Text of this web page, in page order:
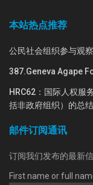
本站热点推荐
公民社会组织参与观
387.Geneva Agape
HRC62：国际人权服
括非政府组织）的总
邮件订阅通讯
订阅我们发布的最新
First name or full